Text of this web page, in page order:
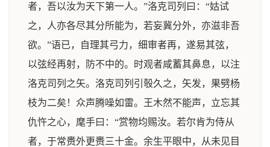
者，吾以汝为天下第一人。”洛克司列曰：“姑试
之，人亦各尽其分所能为，若妄冀分外，亦滋非吾
欲。”语已，自理其弓力，细审者再，遂易其弦，
以弦经再射，防不中的。时观者咸蓄其鼻息，以注
洛克司列之矢。洛克司列引彀久之，矢发，果劈杨
枝为二矣！众声腾噪如雷。王木然不能声，立忘其
仇忤之心，麾手曰：“赏物均赐汝。若尔肯为侍从
者，于常赉外更赉三十金。余生平眼中，从未见目